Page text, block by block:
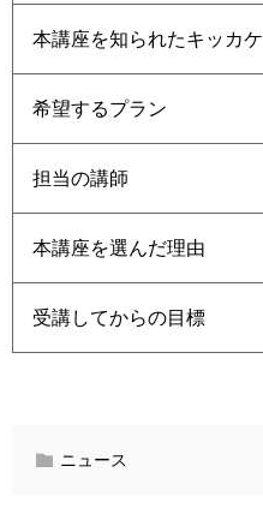
本講座を知られたキッカケ
希望するプラン
担当の講師
本講座を選んだ理由
受講してからの目標
ニュース